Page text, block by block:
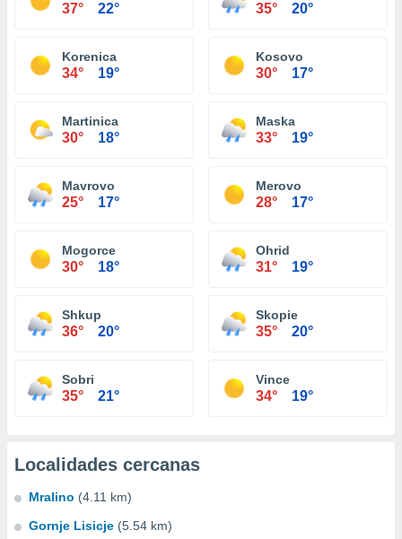
37° 22° 35° 20°
Korenica
34° 19°
Kosovo
30° 17°
Martinica
30° 18°
Maska
33° 19°
Mavrovo
25° 17°
Merovo
28° 17°
Mogorce
30° 18°
Ohrid
31° 19°
Shkup
36° 20°
Skopie
35° 20°
Sobri
35° 21°
Vince
34° 19°
Localidades cercanas
Mralino (4.11 km)
Gornje Lisicje (5.54 km)